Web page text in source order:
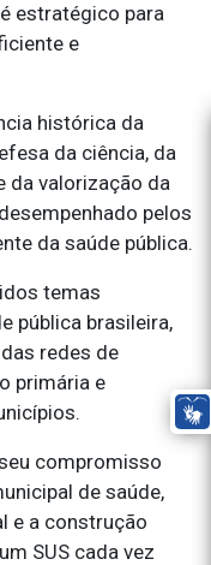
estratégico para
e
histórica da
da ciência, da
da valorização da
pelos
da saúde pública.
temas
pública brasileira,
redes de
primária e
compromisso
de saúde,
e a construção
SUS cada vez